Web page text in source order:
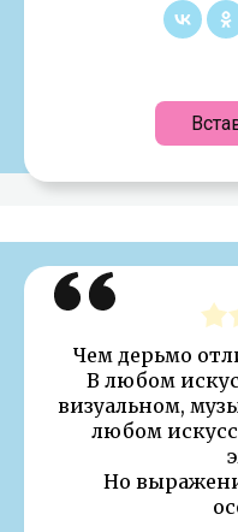
Чем дерьмо
В любом
визуальном,
любом
Но